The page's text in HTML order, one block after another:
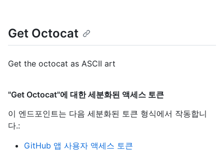
Get Octocat
Get the octocat as ASCII art
"Get Octocat"에 대한 세분화된 액세스 토큰
이 엔드포인트는 다음 세분화된 토큰 형식에서 작동합니
다.:
GitHub 앱 사용자 액세스 토큰